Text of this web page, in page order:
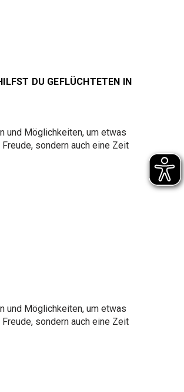
DU GEFLÜCHTETEN IN
und Möglichkeiten, um etwas
sondern auch eine Zeit
und Möglichkeiten, um etwas
sondern auch eine Zeit